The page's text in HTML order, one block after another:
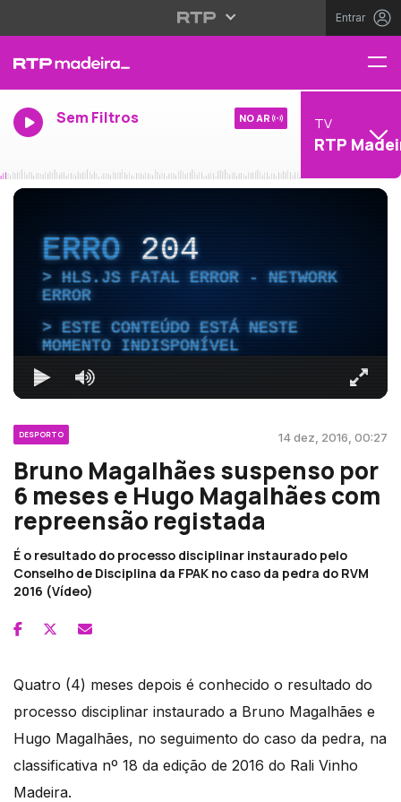
Entrar
Sem Filtros NO AR TV
RTP
ERRO204
HLS.JS FATAL ERROR - NETWORK
ERROR
ESTE CONTEÚDO ESTÁ NESTE
MOMENTO INDISPONÍVEL
DESPORTO 14 dez, 2016, 00:27
Bruno Magalhães suspenso por
6 meses e Hugo Magalhães com
repreensão registada
É o resultado do processo disciplinar instaurado pelo
Conselho de Disciplina da FPAK no caso da pedra do RVM
2016 (Vídeo)
Quatro (4) meses depois é conhecido o resultado do
processo disciplinar instaurado a Bruno Magalhães e
Hugo Magalhães, no seguimento do caso da pedra, na
classificativa nº 18 da edição de 2016 do Rali Vinho
Madeira.